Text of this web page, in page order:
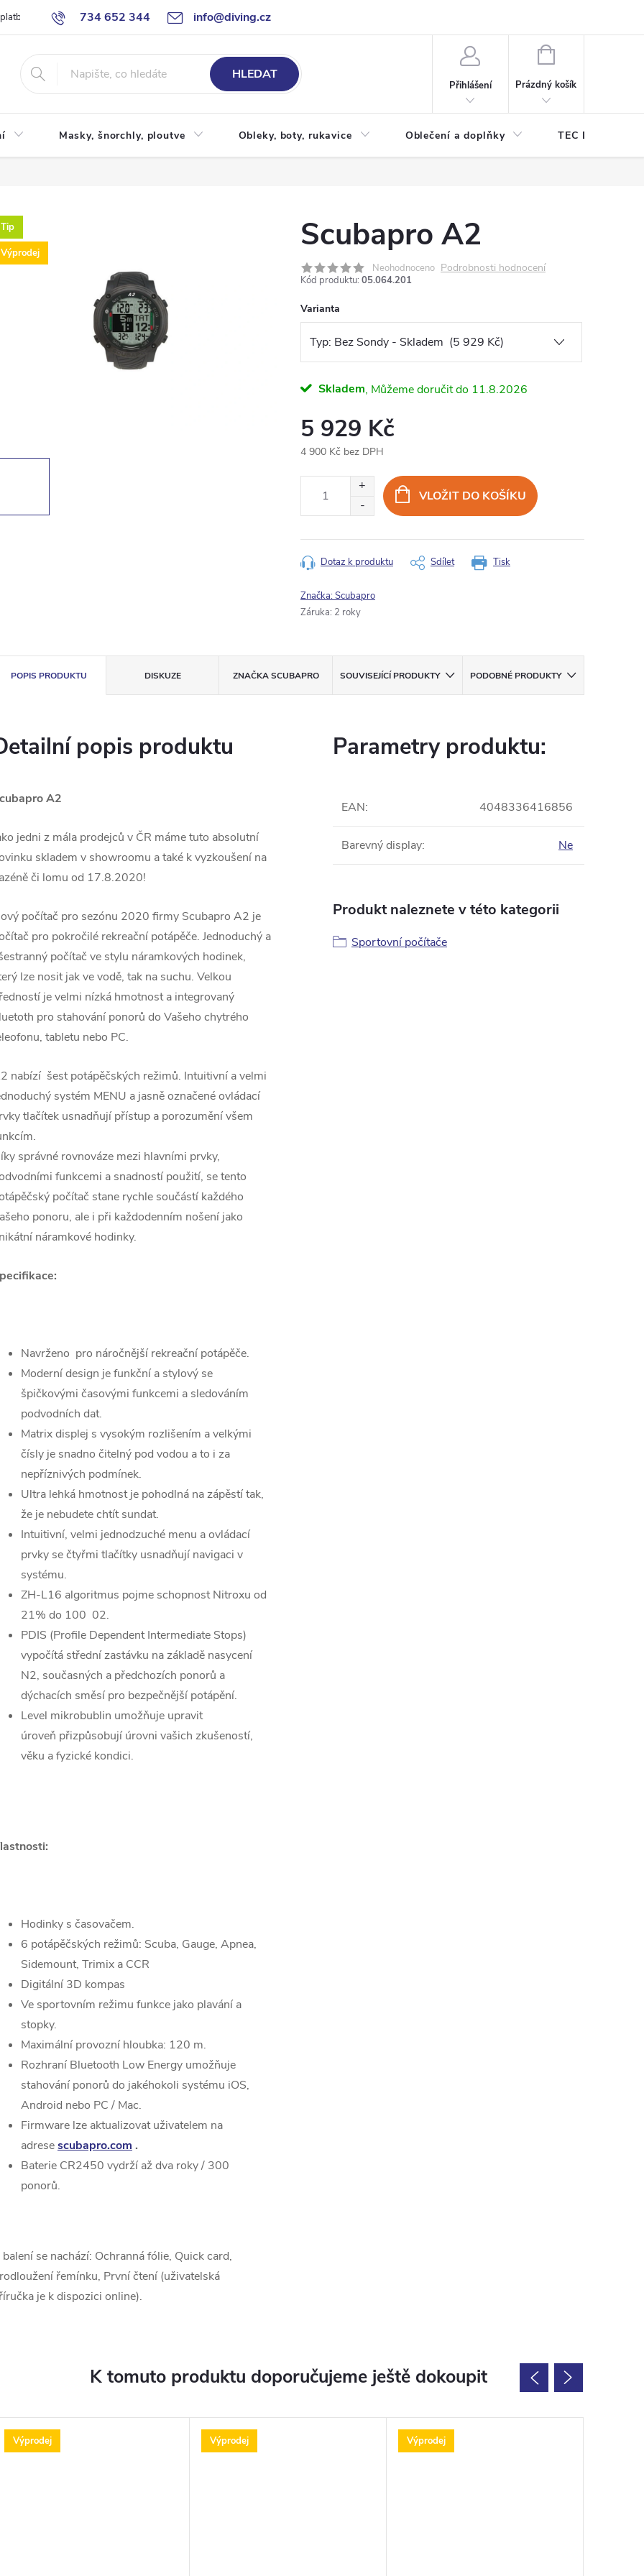
734 652 344 info@diving.cz
Jak nakupovat Obchodní podmínky Reklamace
HLEDAT
Přihlášení
NÁKUPNÍ
Prázdný košík
Masky, šnorchly, ploutve Obleky, boty, rukavice Oblečení a doplňky TEC DIVE
Tip
Výprodej
Scubapro A2
Neohodnoceno Podrobnosti hodnocení
Kód produktu: 05.064.201
Varianta
Skladem 11.8.2026
5 929 Kč
4 900 Kč bez DPH
VLOŽIT DO KOŠÍKU
Tisk
Dotaz k produktu Sdílet
Značka:Scubapro
Záruka: 2 roky
POPIS PRODUKTU DISKUZE ZNAČKASCUBAPRO SOUVISEJÍCÍ PRODUKTY PODOBNÉ PRODUKTY
popis produktu
A2
jedni z mála prodejců v ČR máme tuto absolutní
skladem v showroomu a také k vyzkoušení na
či lomu od 17.8.2020!
počítač pro sezónu 2020 firmy Scubapro A2 je
pro pokročilé rekreační potápěče. Jednoduchý a
počítač ve stylu náramkových hodinek,
lze nosit jak ve vodě, tak na suchu. Velkou
je velmi nízká hmotnost a integrovaný
pro stahování ponorů do Vašeho chytrého
tabletu nebo PC.
nabízí šest potápěčských režimů. Intuitivní a velmi
systém MENU a jasně označené ovládací
tlačítek usnadňují přístup a porozumění všem
správné rovnováze mezi hlavními prvky,
funkcemi a snadností použití, se tento
počítač stane rychle součástí každého
ponoru, ale i při každodenním nošení jako
náramkové hodinky.
Navrženo pro náročnější rekreační potápěče.
Moderní design je funkční a stylový se
špičkovými časovými funkcemi a sledováním
podvodních dat.
Matrix displej s vysokým rozlišením a velkými
čísly je snadno čitelný pod vodou a to i za
nepříznivých podmínek.
Ultra lehká hmotnost je pohodlná na zápěstí tak,
že je nebudete chtít sundat.
Intuitivní, velmi jednodzuché menu a ovládací
prvky se čtyřmi tlačítky usnadňují navigaci v
systému.
ZH-L16 algoritmus pojme schopnost Nitroxu od
21% do 100 02.
PDIS (Profile Dependent Intermediate Stops)
vypočítá střední zastávku na základě nasycení
N2, současných a předchozích ponorů a
dýchacích směsí pro bezpečnější potápění.
Level mikrobublin umožňuje upravit
úroveň přizpůsobují úrovni vašich zkušeností,
věku a fyzické kondici.
Hodinky s časovačem.
6 potápěčských režimů: Scuba, Gauge, Apnea,
Sidemount, Trimix a CCR
Digitální 3D kompas
Ve sportovním režimu funkce jako plavání a
stopky.
Maximální provozní hloubka: 120 m.
Rozhraní Bluetooth Low Energy umožňuje
stahování ponorů do jakéhokoli systému iOS,
Android nebo PC / Mac.
Firmware lze aktualizovat uživatelem na
adresescubapro.com .
Baterie CR2450 vydrží až dva roky / 300
ponorů.
se nachází: Ochranná fólie, Quick card,
řemínku, První čtení (uživatelská
je k dispozici online).
Parametry produktu:
EAN: 4048336416856
Barevný display: Ne
Produkt naleznete v této kategorii
Sportovní počítače
K tomuto produktu doporučujeme ještě dokoupit
Výprodej Výprodej Výprodej